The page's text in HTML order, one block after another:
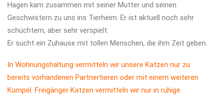
Hagen kam zusammen mit seiner Mutter und seinen
Geschwistern zu uns ins Tierheim. Er ist aktuell noch sehr
schüchtern, aber sehr verspielt.
Er sucht ein Zuhause mit tollen Menschen, die ihm Zeit geben.
In Wohnungshaltung vermitteln wir unsere Katzen nur zu
bereits vorhandenen Partnertieren oder mit einem weiteren
Kumpel. Freigänger Katzen vermitteln wir nur in ruhige